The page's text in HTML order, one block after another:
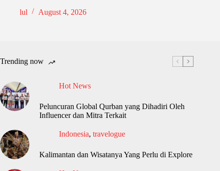
lul
August 4, 2026
Trending now
Hot News
Peluncuran Global Qurban yang Dihadiri Oleh
Influencer dan Mitra Terkait
Indonesia, travelogue
Kalimantan dan Wisatanya Yang Perlu di Explore